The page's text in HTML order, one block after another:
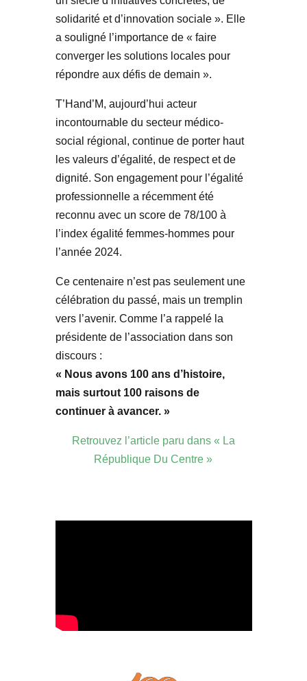
solidarité et d’innovation sociale ». Elle
a souligné l’importance de « faire
converger les solutions locales pour
répondre aux défis de demain ».
T’Hand’M, aujourd’hui acteur
incontournable du secteur médico-
social régional, continue de porter haut
les valeurs d’égalité, de respect et de
dignité. Son engagement pour l’égalité
professionnelle a récemment été
reconnu avec un score de 78/100 à
l’index égalité femmes-hommes pour
l’année 2024.
Ce centenaire n’est pas seulement une
célébration du passé, mais un tremplin
vers l’avenir. Comme l’a rappelé la
présidente de l’association dans son
discours :
« Nous avons 100 ans d’histoire,
mais surtout 100 raisons de
continuer à avancer. »
Retrouvez l’article paru dans « La
République Du Centre »